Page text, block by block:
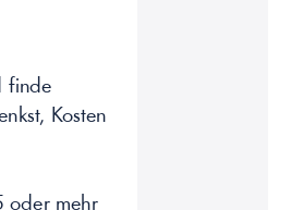
finde
Kosten
oder mehr